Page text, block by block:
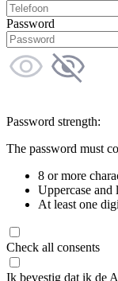
Password
Password strength:
The password must
8 or more
Uppercase and
At least one
Check all consents
Ik bevestig dat ik de